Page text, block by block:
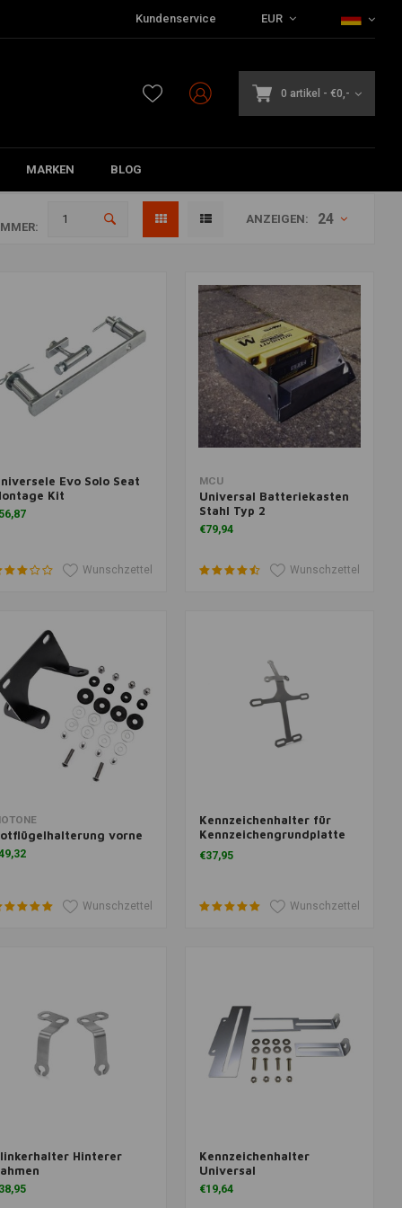
Kundenservice EUR
0 artikel - €0,-
MARKEN BLOG
ANZEIGEN: 24
Warenkorb hinzufügen
Evo Solo Seat
Kit
Wunschzettel
Zum Warenkorb hinzufügen
MCU
Universal Batteriekasten
Stahl Typ 2
€79,94
Wunschzettel
Warenkorb hinzufügen
vorne
Wunschzettel
Zum Warenkorb hinzufügen
Kennzeichenhalter für
Kennzeichengrundplatte
an Schutzblech
€37,95
Wunschzettel
Warenkorb hinzufügen
Hinterer
Zum Warenkorb hinzufügen
Kennzeichenhalter
Universal
€19,64